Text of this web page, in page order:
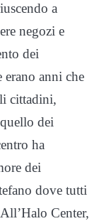
a
negozi e
dei
erano anni che
cittadini,
dei
ha
dei
dove tutti
Center,